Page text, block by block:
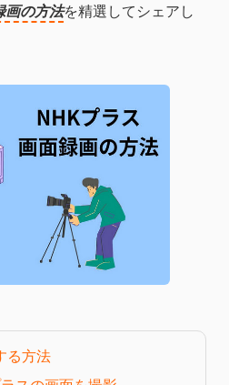
画の方法を精選してシェアし
る方法